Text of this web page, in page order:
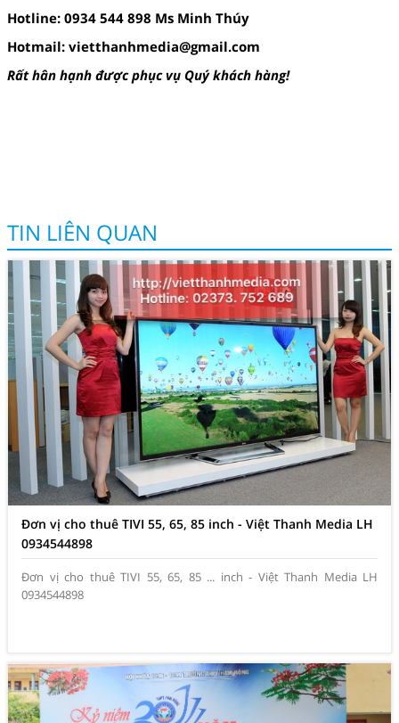
Hotline: 0934 544 898 Ms Minh Thúy
Hotmail: vietthanhmedia@gmail.com
Rất hân hạnh được phục vụ Quý khách hàng!
TIN LIÊN QUAN
Đơn vị cho thuê TIVI 55, 65, 85 inch - Việt Thanh Media LH
0934544898
Đơn vị cho thuê TIVI 55, 65, 85 ... inch - Việt Thanh Media LH
0934544898